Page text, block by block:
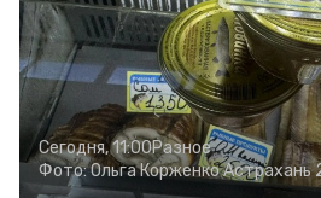
Сегодня, 11:00Разное
Фото:Ольга КорженкоАстрахань